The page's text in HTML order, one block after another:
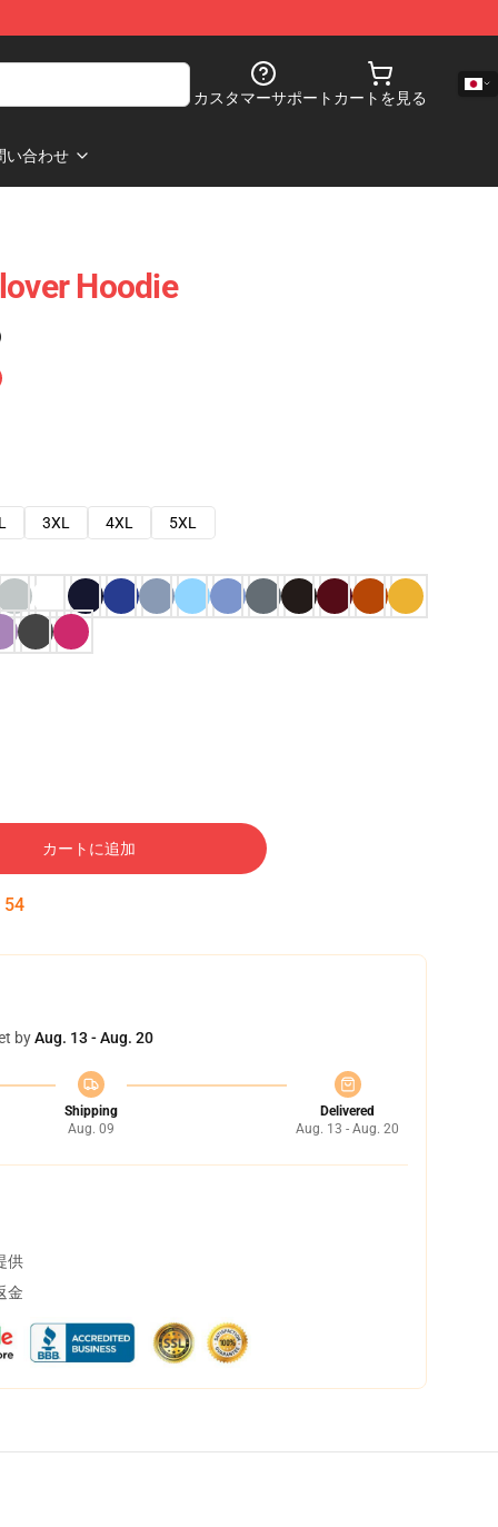
カスタマーサポート カートを見る
い合わせ
Hoodie
3XL 4XL
5XL
カートに追加
53
byAug. 13 - Aug. 20
Shipping
Aug. 09
Delivered
Aug. 13 - Aug. 20
供
金